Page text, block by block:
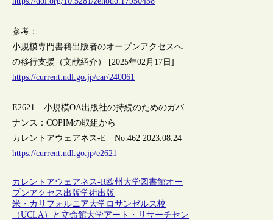
参考：
小規模専門書籍出版者のオープンアクセスへ
の移行支援（文献紹介） [2025年02月17日]
https://current.ndl.go.jp/car/240061
E2621 – 小規模OA出版社の持続のためのガバ
ナンス：COPIMの取組から
カレントアウェアネス-E No.462 2023.08.24
https://current.ndl.go.jp/e2621
カレントアウェアネス-R欧州 大学図書館オー
プンアクセス出版学術出版
米・カリフォルニア大学ロサンゼルス校
（UCLA）と立命館大学アート・リサーチセン